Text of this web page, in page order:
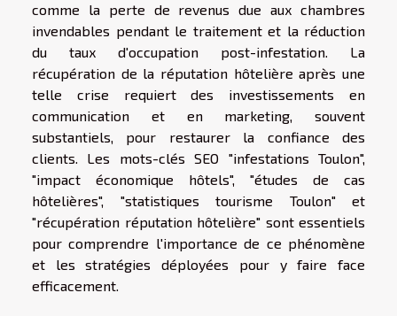
comme la perte de revenus due aux chambres
invendables pendant le traitement et la réduction
du taux d'occupation post-infestation. La
récupération de la réputation hôtelière après une
telle crise requiert des investissements en
communication et en marketing, souvent
substantiels, pour restaurer la confiance des
clients. Les mots-clés SEO "infestations Toulon",
"impact économique hôtels", "études de cas
hôtelières", "statistiques tourisme Toulon" et
"récupération réputation hôtelière" sont essentiels
pour comprendre l'importance de ce phénomène
et les stratégies déployées pour y faire face
efficacement.